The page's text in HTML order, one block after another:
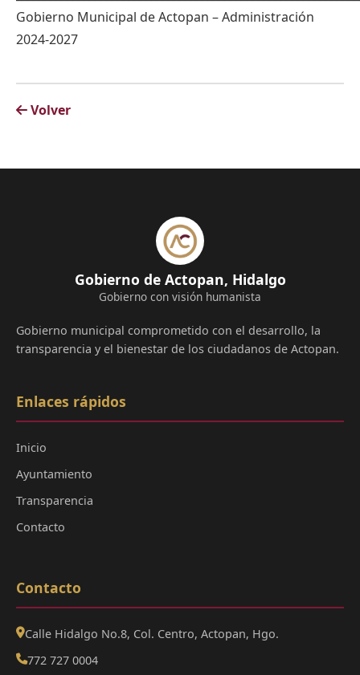
Gobierno Municipal de Actopan – Administración
2024-2027
Volver
Gobierno de Actopan, Hidalgo
Gobierno con visión humanista
Gobierno municipal comprometido con el desarrollo, la
transparencia y el bienestar de los ciudadanos de Actopan.
Enlaces rápidos
Inicio
Ayuntamiento
Transparencia
Contacto
Contacto
Calle Hidalgo No.8, Col. Centro, Actopan, Hgo.
772 727 0004